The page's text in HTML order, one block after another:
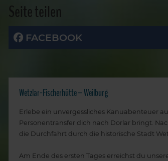
Seite teilen
FACEBOOK
Wetzlar-Fischerhütte – Weilburg
Erlebe ein unvergessliches Kanuabenteuer
Personentransfer dich nach Dorlar bringt.
die Durchfahrt durch die historische Stadt
Am Ende des ersten Tages erreichst du